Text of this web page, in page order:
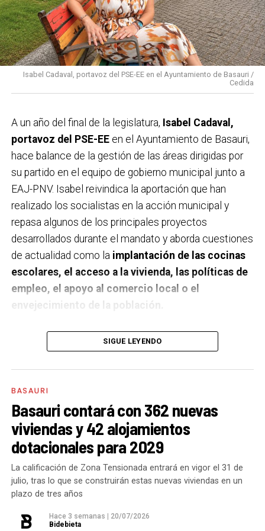
Isabel Cadaval, portavoz del PSE-EE en el Ayuntamiento de Basauri /
Cedida
A un año del final de la legislatura, Isabel Cadaval,
portavoz del PSE-EEen el Ayuntamiento de Basauri,
hace balance de la gestión de las áreas dirigidas por
su partido en el equipo de gobierno municipal junto a
EAJ-PNV. Isabel reivindica la aportación que han
realizado los socialistas en la acción municipal y
repasa algunos de los principales proyectos
desarrollados durante el mandato y aborda cuestiones
de actualidad como la implantación de las cocinas
escolares, el acceso a la vivienda, las políticas de
empleo, el apoyo al comercio local o el
envejecimiento de la población.
A un año de acabar la legislatura, ¿qué balance
haces de la gestión del PSE en tus áreas dentro
del equipo de gobierno y qué proyectos
los gobiernos sirve para transformar y mejorar la vida
de las personas y, por eso, tan importante como la
gestión en las áreas de nuestra responsabilidad es la
impronta que marcamos en cuáles son las prioridades
del equipo de gobierno.
En ese sentido, destacaría la construcción de
ascensores para garantizar la accesibilidad entre El
SIGUE LEYENDO
BASAURI
Basauri contará con 362 nuevas
viviendas y 42 alojamientos
dotacionales para 2029
La calificación de Zona Tensionada entrará en vigor el 31 de
julio, tras lo que se construirán estas nuevas viviendas en un
plazo de tres años
Hace 3 semanas | 20/07/2026
Bidebieta